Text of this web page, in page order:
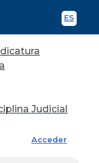
ES
Acceder